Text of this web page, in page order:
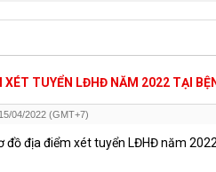
XÉT TUYỂN LĐHĐ NĂM 2022 TẠI
04/2022 (GMT+7)
đồ địa điểm xét tuyển LĐHĐ năm